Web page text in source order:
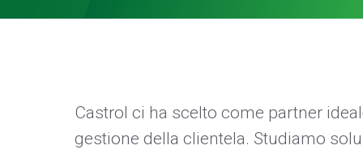
Castrol ci ha scelto come partner
gestione della clientela. Studiamo